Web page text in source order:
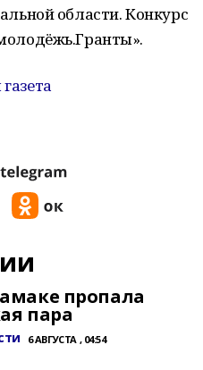
области. Конкурс
пропала
пара
6 АВГУСТА , 04:54